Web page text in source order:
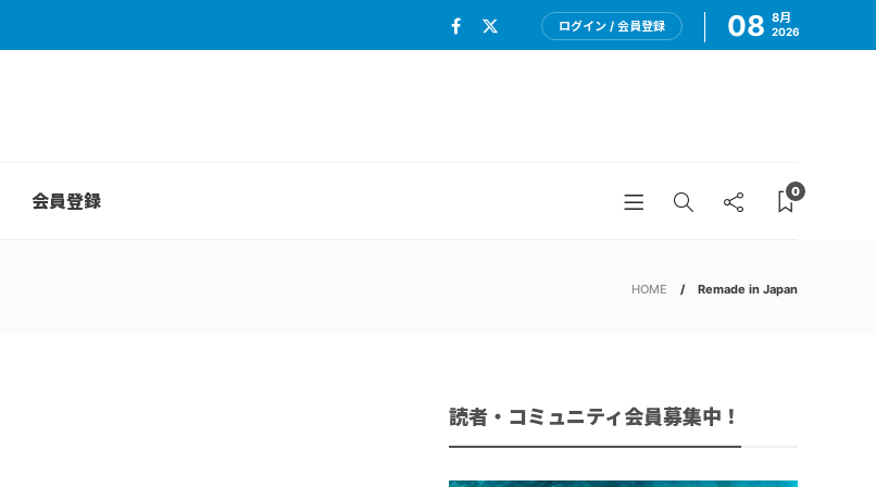
ログイン / 会員登録 08 8月
2026
会員登録 0
HOME Remade in Japan
読者・コミュニティ会員募集中！